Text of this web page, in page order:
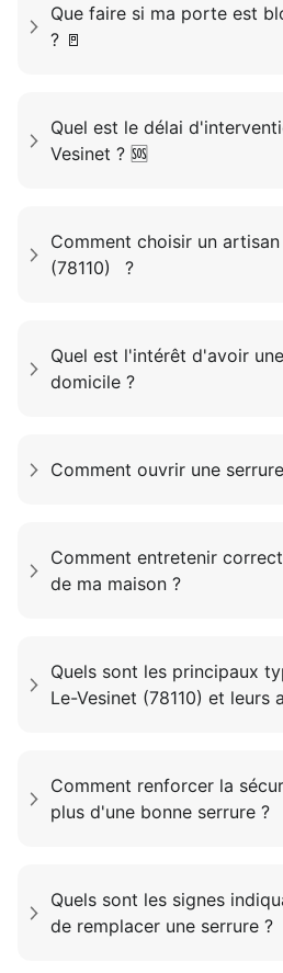
Que faire si ma porte est
? 🚪
Quel est le délai
Vesinet ? 🆘
Comment choisir un
(78110) ?
Quel est l'intérêt d'avoir
domicile ?
Comment ouvrir une
Comment entretenir
de ma maison ?
Quels sont les principaux
Le-Vesinet (78110) et leurs
Comment renforcer la
plus d'une bonne serrure ?
Quels sont les signes
de remplacer une serrure ?